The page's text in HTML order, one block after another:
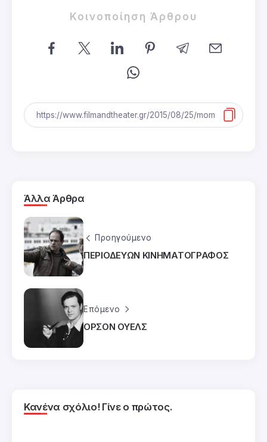
Κοινοποίηση Άρθρου
Άλλα Άρθρα
Προηγούμενο
ΠΕΡΙΟΔΕΥΩΝ ΚΙΝΗΜΑΤΟΓΡΑΦΟΣ
Επόμενο
ΟΡΣΟΝ ΟΥΕΛΣ
Κανένα σχόλιο! Γίνε ο πρώτος.